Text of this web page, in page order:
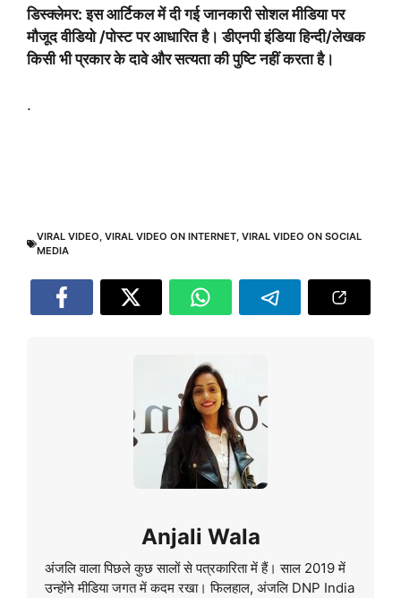
डिस्क्लेमर: इस आर्टिकल में दी गई जानकारी सोशल मीडिया पर
मौजूद वीडियो /पोस्ट पर आधारित है। डीएनपी इंडिया हिन्दी/लेखक
किसी भी प्रकार के दावे और सत्यता की पुष्टि नहीं करता है।
.
VIRAL VIDEO, VIRAL VIDEO ON INTERNET, VIRAL VIDEO ON SOCIAL
MEDIA
Anjali Wala
अंजलि वाला पिछले कुछ सालों से पत्रकारिता में हैं। साल 2019 में
उन्होंने मीडिया जगत में कदम रखा। फिलहाल, अंजलि DNP India